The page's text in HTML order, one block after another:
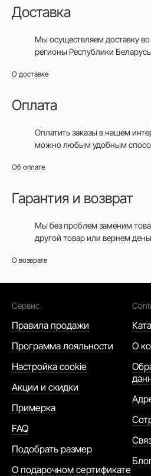
Доставка
Мы осуществляем доставку во
регионы Республики
О доставке
Оплата
Оплатить заказы в нашем
можно любым удобным
Об оплате
Гарантия и возврат
Мы без проблем заменим
другой товар или вернем
О возврате
Сервис
Правила продажи
Программа лояльности
Настройка cookie
Акции и скидки
Примерка
FAQ
Подобрать размер
О подарочном сертификате
О